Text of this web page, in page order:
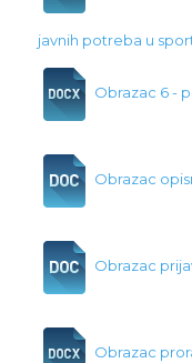
javnih potreba u
Obrazac 6 -
Obrazac
Obrazac
Obrazac